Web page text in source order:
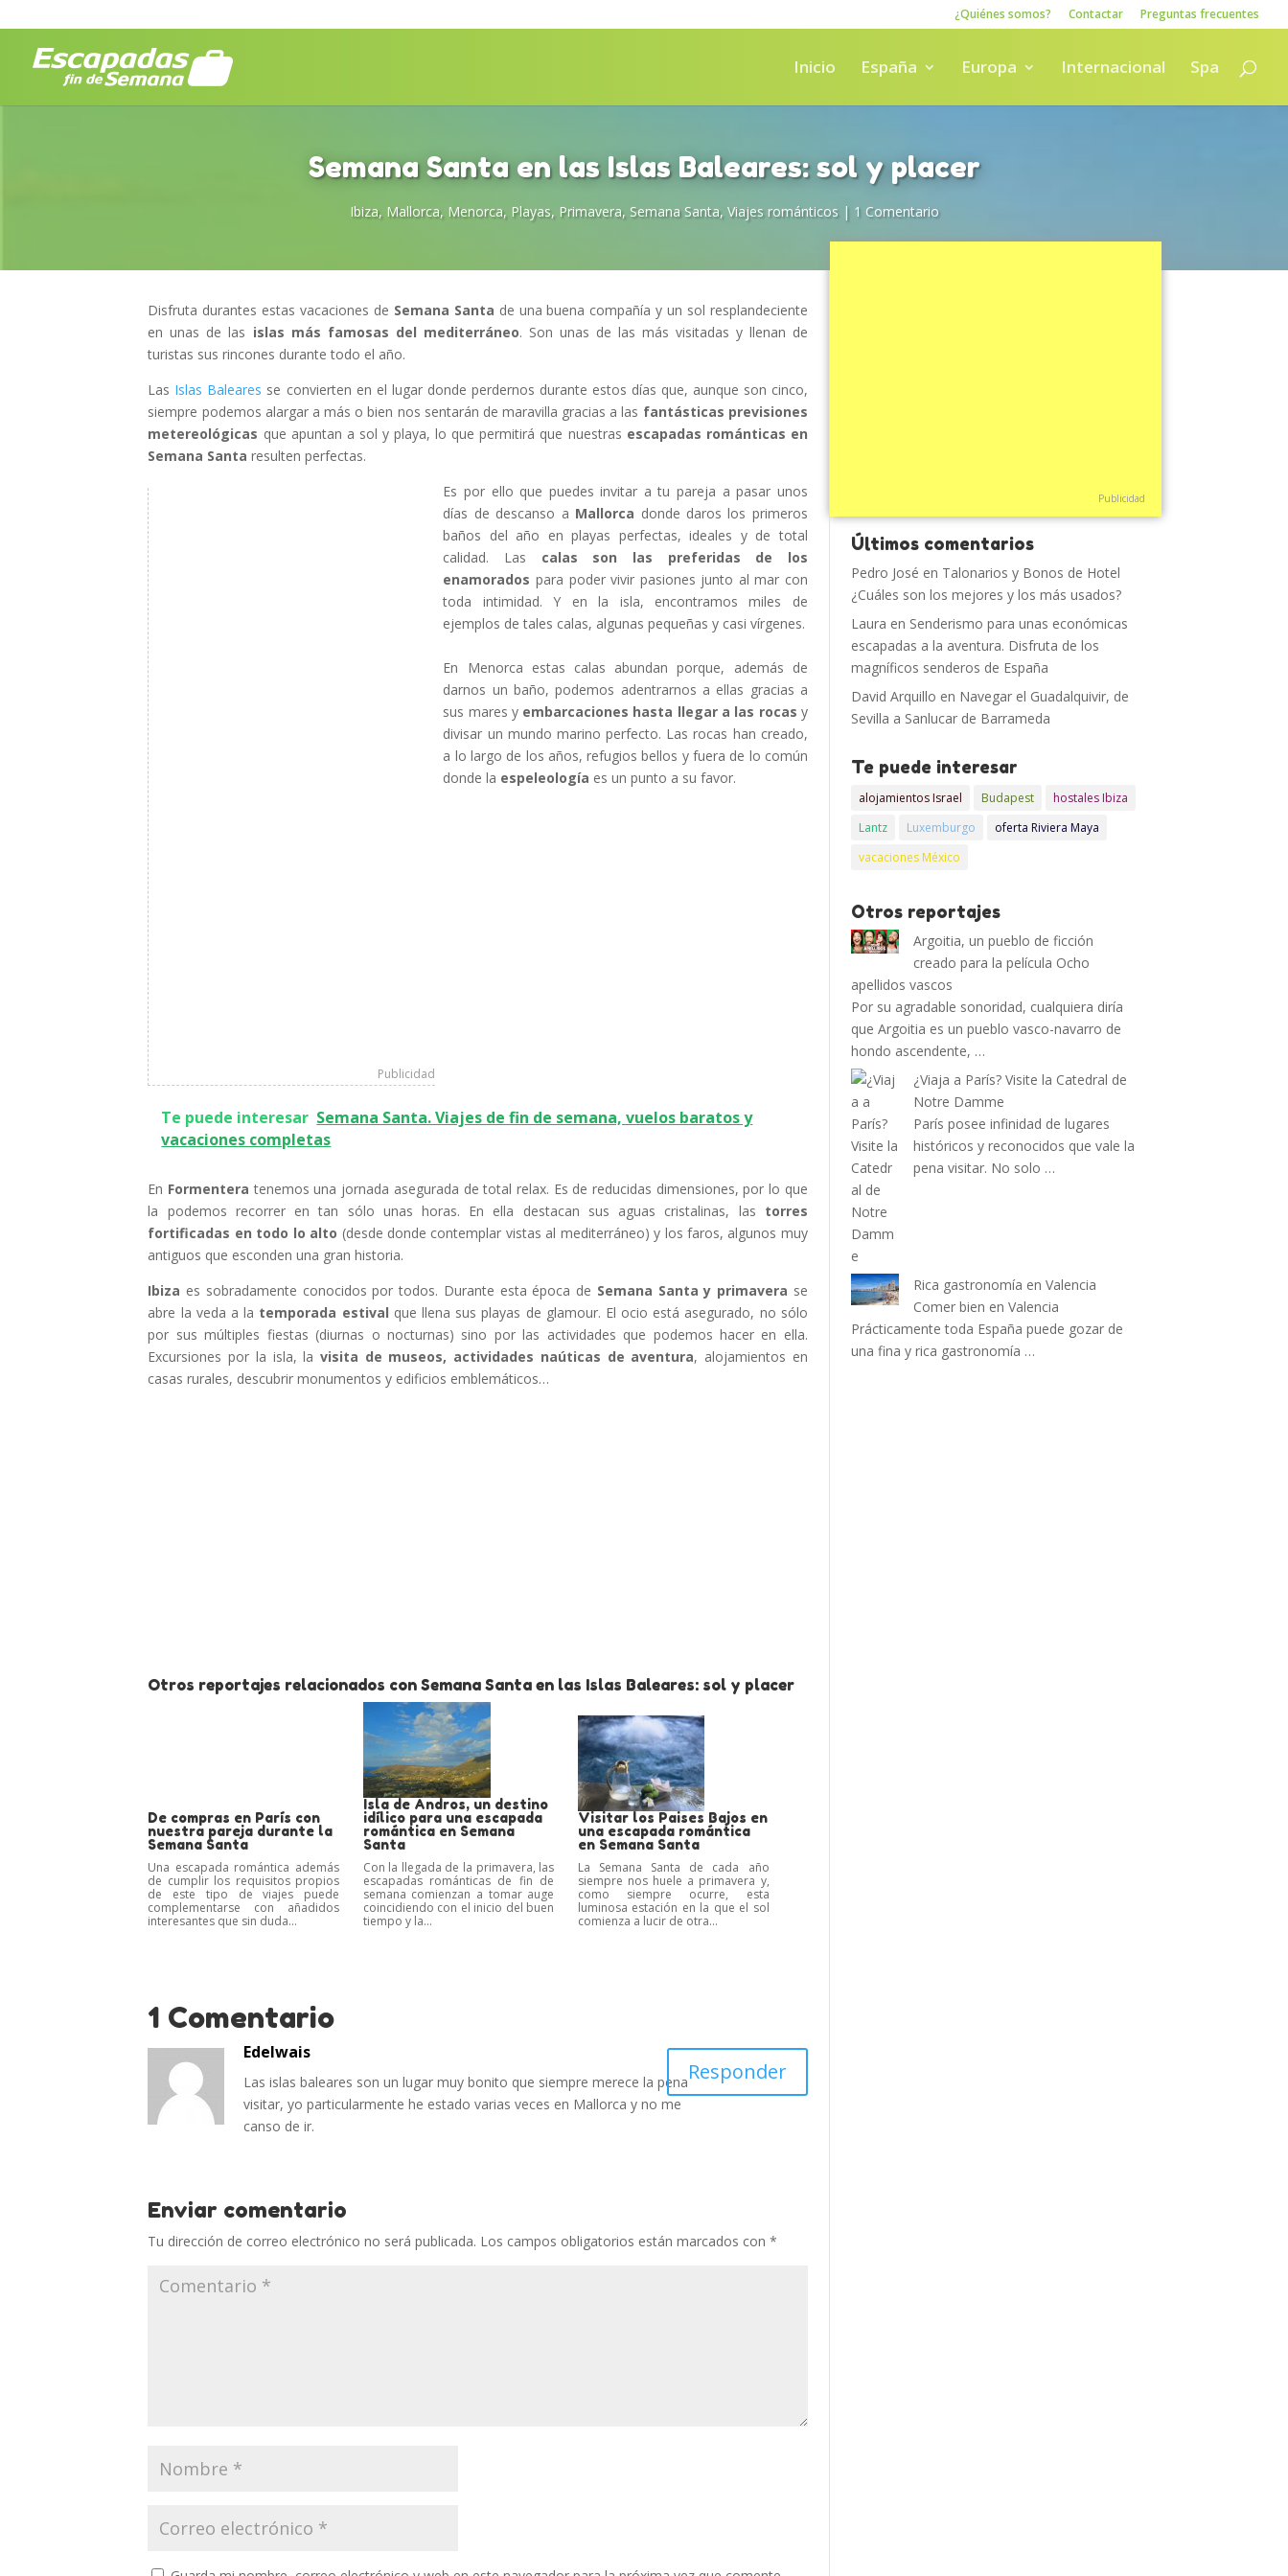
¿Quiénes somos? Contactar Preguntas frecuentes
Inicio España Europa Internacional Spa
Semana Santa en las Islas Baleares: sol y placer
Ibiza, Mallorca, Menorca, Playas, Primavera, Semana Santa, Viajes románticos| 1 Comentario
Disfruta durantes estas vacaciones de Semana Santa de una buena compañía y un sol resplandeciente
en unas de las islas más famosas del mediterráneo. Son unas de las más visitadas y llenan de
turistas sus rincones durante todo el año.
Las Islas Baleares se convierten en el lugar donde perdernos durante estos días que, aunque son cinco,
siempre podemos alargar a más o bien nos sentarán de maravilla gracias a las fantásticas previsiones
metereológicas que apuntan a sol y playa, lo que permitirá que nuestras escapadas románticas en
Semana Santa resulten perfectas.
Publicidad
Es por ello que puedes invitar a tu pareja a pasar unos
días de descanso a Mallorca donde daros los primeros
baños del año en playas perfectas, ideales y de total
calidad. Las calas son las preferidas de los
enamorados para poder vivir pasiones junto al mar con
toda intimidad. Y en la isla, encontramos miles de
ejemplos de tales calas, algunas pequeñas y casi vírgenes.
En Menorca estas calas abundan porque, además de
darnos un baño, podemos adentrarnos a ellas gracias a
sus mares y embarcaciones hasta llegar a las rocas y
divisar un mundo marino perfecto. Las rocas han creado,
a lo largo de los años, refugios bellos y fuera de lo común
donde la espeleología es un punto a su favor.
Te puede interesar Semana Santa. Viajes de fin de semana, vuelos baratos y
vacaciones completas
En Formentera tenemos una jornada asegurada de total relax. Es de reducidas dimensiones, por lo que
la podemos recorrer en tan sólo unas horas. En ella destacan sus aguas cristalinas, las torres
fortificadas en todo lo alto (desde donde contemplar vistas al mediterráneo) y los faros, algunos muy
antiguos que esconden una gran historia.
Ibiza es sobradamente conocidos por todos. Durante esta época de Semana Santa y primavera se
abre la veda a la temporada estival que llena sus playas de glamour. El ocio está asegurado, no sólo
por sus múltiples fiestas (diurnas o nocturnas) sino por las actividades que podemos hacer en ella.
Excursiones por la isla, lavisita de museos, actividades naúticas de aventura, alojamientos en
casas rurales, descubrir monumentos y edificios emblemáticos…
Otros reportajes relacionados con Semana Santa en las Islas Baleares: sol y placer
De compras en París con
nuestra pareja durante la
Semana Santa
Una escapada romántica además
de cumplir los requisitos propios
de este tipo de viajes puede
complementarse con añadidos
interesantes que sin duda...
Isla de Andros, un destino
idílico para una escapada
romántica en Semana
Santa
Con la llegada de la primavera, las
escapadas románticas de fin de
semana comienzan a tomar auge
coincidiendo con el inicio del buen
tiempo y la...
Visitar los Paises Bajos en
una escapada romántica
en Semana Santa
La Semana Santa de cada año
siempre nos huele a primavera y,
como siempre ocurre, esta
luminosa estación en la que el sol
comienza a lucir de otra...
1 Comentario
Edelwais
Las islas baleares son un lugar muy bonito que siempre merece la pena
visitar, yo particularmente he estado varias veces en Mallorca y no me
canso de ir.
Responder
Enviar comentario
Tu dirección de correo electrónico no será publicada. Los campos obligatorios están marcados con*
Publicidad
Últimos comentarios
Pedro José en Talonarios y Bonos de Hotel
¿Cuáles son los mejores y los más usados?
Laura en Senderismo para unas económicas
escapadas a la aventura. Disfruta de los
magníficos senderos de España
David Arquillo en Navegar el Guadalquivir, de
Sevilla a Sanlucar de Barrameda
Te puede interesar
alojamientos Israel Budapest
hostales Ibiza
Lantz
Luxemburgo
oferta Riviera Maya
vacaciones México
Otros reportajes
Argoitia, un pueblo de ficción
creado para la película Ocho
apellidos vascos
Por su agradable sonoridad, cualquiera diría
que Argoitia es un pueblo vasco-navarro de
hondo ascendente, …
¿Viaja a París? Visite la Catedral de
Notre Damme
París posee infinidad de lugares
históricos y reconocidos que vale la
pena visitar. No solo …
Rica gastronomía en Valencia
Comer bien en Valencia
Prácticamente toda España puede gozar de
una fina y rica gastronomía …